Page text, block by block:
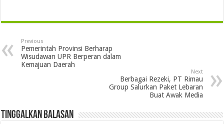
Previous
Pemerintah Provinsi Berharap
Wisudawan UPR Berperan dalam
Kemajuan Daerah
Next
Berbagai Rezeki, PT Rimau
Group Salurkan Paket Lebaran
Buat Awak Media
Tinggalkan Balasan